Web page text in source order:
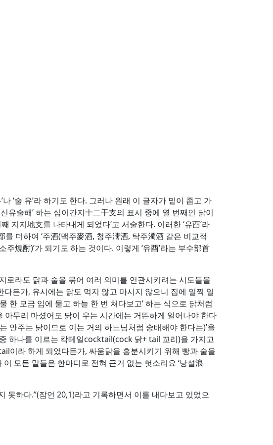
나 ‘술 유’라 하기도 한다. 그러나 원래 이 글자가 밑이 좁고 가
유술해’ 하는 십이간지十二干支의 표시 중에 열 번째인 닭이
지지地支를 나타내게 되었다’고 서술한다. 이러한 ‘유酉’라
를 더하여 ‘주酒(맥주麥酒, 청주淸酒, 탁주濁酒 같은 비교적
주燒酎)’가 되기도 하는 것이다. 이렇게 ‘유酉’라는 부수部首
로라도 닭과 술을 묶어 여러 의미를 연관시키려는 시도들을
든가, 유시에는 닭도 먹지 않고 마시지 않으니 집에 일찍 일
한 모금 입에 물고 하늘 한 번 쳐다보고’ 하는 식으로 닭처럼
무리 마셨어도 닭이 우는 시간에는 거뜬하게 일어나야 한다
안주는 닭이므로 이는 거의 하느님처럼 숭배해야 한다는)’을
하나를 이르는 칵테일cocktail(cock 닭+ tail 꼬리)을 가지고
이라 하게 되었다든가, 싸움닭을 흥분시키기 위해 빵과 술을
모든 말들은 한마디로 전혀 근거 없는 헛소리요 ‘낭설浪
못하다.”(잠언 20,1)라고 기록하면서 이를 내다보고 있었으